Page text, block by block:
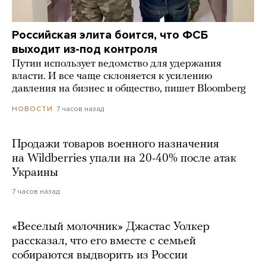
Российская элита боится, что ФСБ
выходит из-под контроля
Путин использует ведомство для удержания
власти. И все чаще склоняется к усилению
давления на бизнес и общество, пишет Bloomberg
НОВОСТИ 7 часов назад
Продажи товаров военного назначения
на Wildberries упали на 20-40% после атак
Украины
7 часов назад
«Веселый молочник» Джастас Уолкер
рассказал, что его вместе с семьей
собираются выдворить из России